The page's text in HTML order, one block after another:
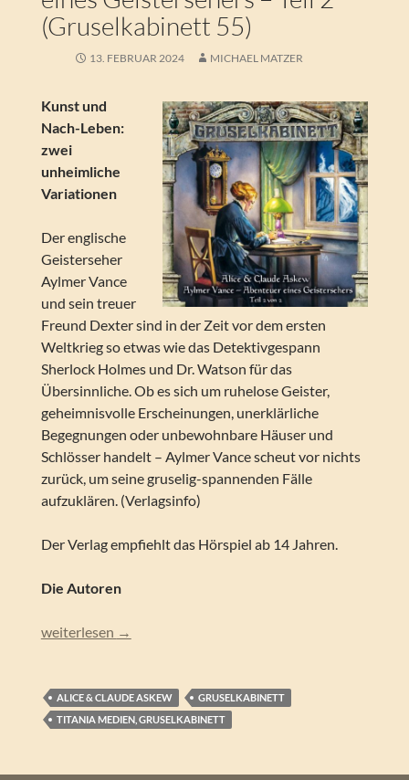
(Gruselkabinett 55)
13. FEBRUAR 2024 MICHAEL MATZER
Kunst und
Nach-Leben:
zwei
unheimliche
Variationen
Der englische
Geisterseher
Aylmer Vance
und sein treuer
Freund Dexter sind in der Zeit vor dem ersten
Weltkrieg so etwas wie das Detektivgespann
Sherlock Holmes und Dr. Watson für das
Übersinnliche. Ob es sich um ruhelose Geister,
geheimnisvolle Erscheinungen, unerklärliche
Begegnungen oder unbewohnbare Häuser und
Schlösser handelt – Aylmer Vance scheut vor nichts
zurück, um seine gruselig-spannenden Fälle
aufzuklären. (Verlagsinfo)
Der Verlag empfiehlt das Hörspiel ab 14 Jahren.
Die Autoren
Alice & Claude Askew – Aylmer Vance – Abenteuer eines
weiterlesen →
ALICE & CLAUDE ASKEW
GRUSELKABINETT
TITANIA MEDIEN, GRUSELKABINETT